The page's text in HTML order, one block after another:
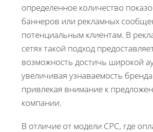
определенное количество
баннеров или рекламных
потенциальным клиентам. В
сетях такой подход
возможность достичь широкой
увеличивая узнаваемость
привлекая внимание к
компании.
В отличие от модели CPC, где